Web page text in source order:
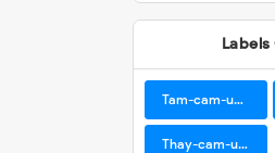
Labels
Tam-cam-ung-BUHLER
Thay-cam-ung-man-hinh